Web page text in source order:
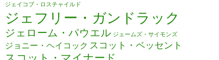
ジェイコブ・ロスチャイルド
ジェフリー・ガンドラック
ジェローム・パウエル ジェームズ・サイモンズ
ジョニー・ヘイコック スコット・ベッセント
スコット・マイナード